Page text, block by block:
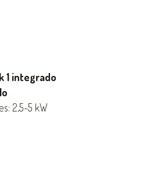
1 integrado
2,5-5 kW